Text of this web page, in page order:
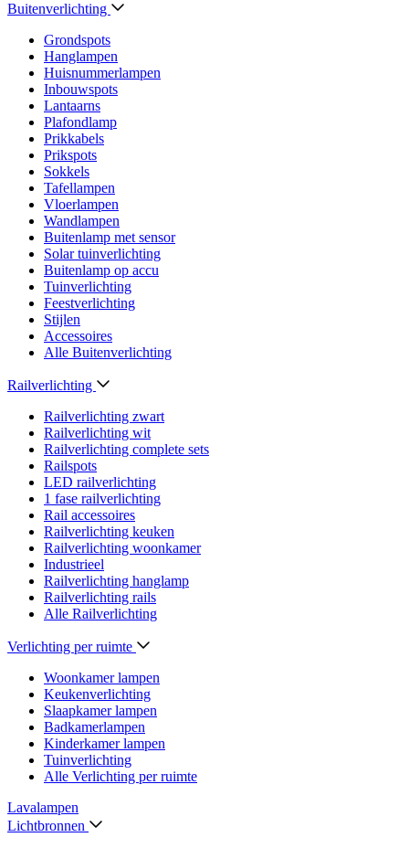
Buitenverlichting
Grondspots
Hanglampen
Huisnummerlampen
Inbouwspots
Lantaarns
Plafondlamp
Prikkabels
Prikspots
Sokkels
Tafellampen
Vloerlampen
Wandlampen
Buitenlamp met sensor
Solar tuinverlichting
Buitenlamp op accu
Tuinverlichting
Feestverlichting
Stijlen
Accessoires
Alle Buitenverlichting
Railverlichting
Railverlichting zwart
Railverlichting wit
Railverlichting complete sets
Railspots
LED railverlichting
1 fase railverlichting
Rail accessoires
Railverlichting keuken
Railverlichting woonkamer
Industrieel
Railverlichting hanglamp
Railverlichting rails
Alle Railverlichting
Verlichting per ruimte
Woonkamer lampen
Keukenverlichting
Slaapkamer lampen
Badkamerlampen
Kinderkamer lampen
Tuinverlichting
Alle Verlichting per ruimte
Lavalampen
Lichtbronnen